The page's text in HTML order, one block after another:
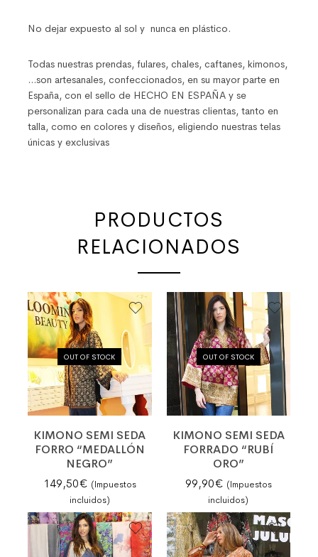
No dejar expuesto al sol y nunca en plástico.
Todas nuestras prendas, fulares, chales, caftanes, kimonos,
…son artesanales, confeccionados, en su mayor parte en
España, con el sello de HECHO EN ESPAÑA y se
personalizan para cada una de nuestras clientas, tanto en
talla, como en colores y diseños, eligiendo nuestras telas
únicas y exclusivas
PRODUCTOS
RELACIONADOS
OUT OF STOCK
KIMONO SEMI SEDA
FORRO “MEDALLÓN
NEGRO”
149,50€ (Impuestos
incluidos)
OUT OF STOCK
KIMONO SEMI SEDA
FORRADO “RUBÍ
ORO”
99,90€ (Impuestos
incluidos)